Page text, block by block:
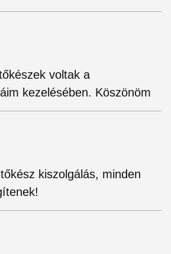
voltak a
kezelésében. Köszönöm
kiszolgálás, minden